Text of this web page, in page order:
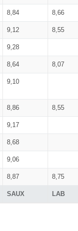
SAUX LAB
8,84 8,66
9,12 8,55
9,28
8,64 8,07
9,10
8,86 8,55
9,17
8,68
9,06
8,87 8,75